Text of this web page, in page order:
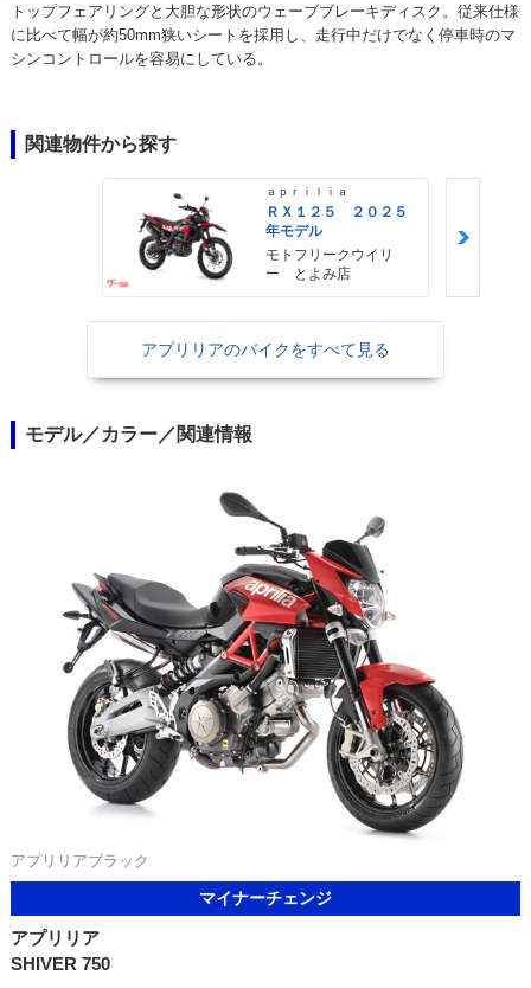
トップフェアリングと大胆な形状のウェーブブレーキディスク。従来仕様
に比べて幅が約50mm狭いシートを採用し、走行中だけでなく停車時のマ
シンコントロールを容易にしている。
関連物件から探す
ａｐｒｉｌｉａ
ＲＸ１２５ ２０２５
年モデル
モトフリークウイリ
ー とよみ店
アプリリアのバイクをすべて見る
モデル／カラー／関連情報
アプリリアブラック
マイナーチェンジ
アプリリア
SHIVER 750